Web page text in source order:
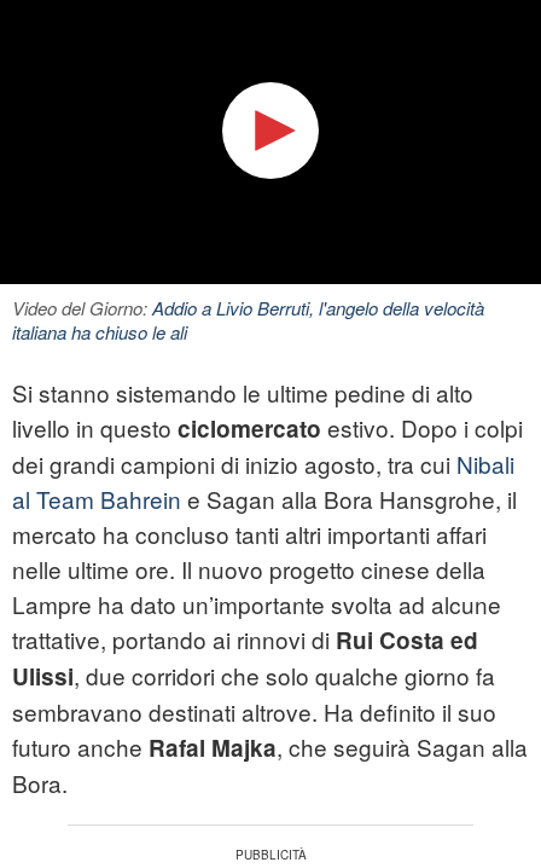
Video del Giorno:Addio a Livio Berruti, l'angelo della velocità
italiana ha chiuso le ali
Si stanno sistemando le ultime pedine di alto
livello in questo ciclomercato estivo. Dopo i colpi
dei grandi campioni di inizio agosto, tra cui Nibali
al Team Bahrein e Sagan alla Bora Hansgrohe, il
mercato ha concluso tanti altri importanti affari
nelle ultime ore. Il nuovo progetto cinese della
Lampre ha dato un’importante svolta ad alcune
trattative, portando ai rinnovi di Rui Costa ed
Ulissi, due corridori che solo qualche giorno fa
sembravano destinati altrove. Ha definito il suo
futuro anche Rafal Majka, che seguirà Sagan alla
Bora.